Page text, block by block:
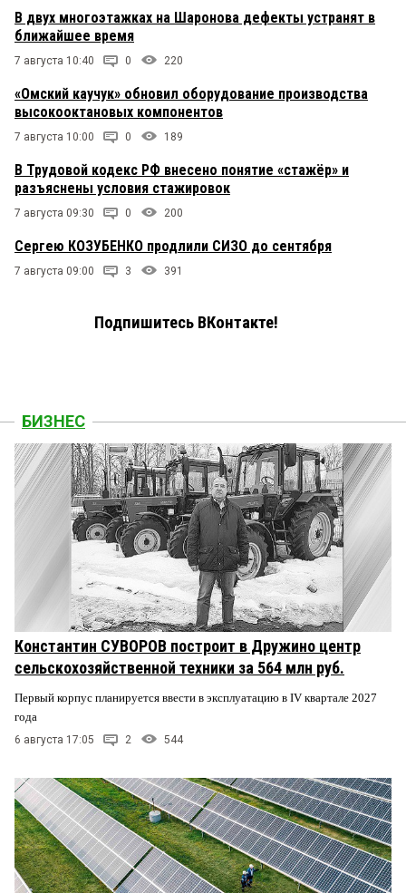
В двух многоэтажках на Шаронова дефекты устранят в
ближайшее время
7 августа 10:40 0 220
«Омский каучук» обновил оборудование производства
высокооктановых компонентов
7 августа 10:00 0 189
В Трудовой кодекс РФ внесено понятие «стажёр» и
разъяснены условия стажировок
7 августа 09:30 0 200
Сергею КОЗУБЕНКО продлили СИЗО до сентября
7 августа 09:00 3 391
Подпишитесь ВКонтакте!
БИЗНЕС
Константин СУВОРОВ построит в Дружино центр
сельскохозяйственной техники за 564 млн руб.
Первый корпус планируется ввести в эксплуатацию в IV квартале 2027
года
6 августа 17:05 2 544